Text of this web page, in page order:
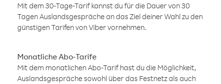
Mit dem 30-Tage-Tarif kannst du für die Dauer von 30
Tagen Auslandsgespräche an das Ziel deiner Wahl zu den
günstigen Tarifen von Viber vornehmen.
Monatliche Abo-Tarife
Mit dem monatlichen Abo-Tarif hast du die Möglichkeit,
Auslandsgespräche sowohl über das Festnetz als auch